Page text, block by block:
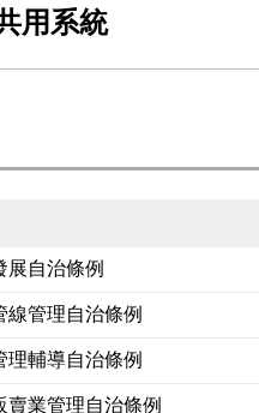
用系統
展自治條例
線管理自治條例
理輔導自治條例
賣業管理自治條例